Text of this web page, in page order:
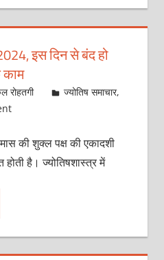
इस दिन से बंद हो
रोहतगी ज्योतिष समाचार,
की शुक्‍ल पक्ष की एकादशी
है। ज्‍योतिषशास्‍त्र में